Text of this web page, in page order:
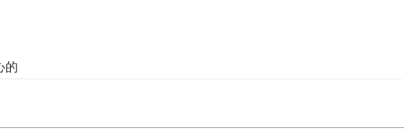
的